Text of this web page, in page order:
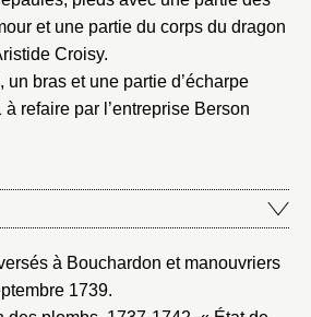
et une partie du corps du dragon
Croisy.
bras et une partie d’écharpe
refaire par l’entreprise Berson
à Bouchardon et manouvriers
1739.
ajouter
inscrit ?Créer un compte
mot de passe ?
Cliquez ici